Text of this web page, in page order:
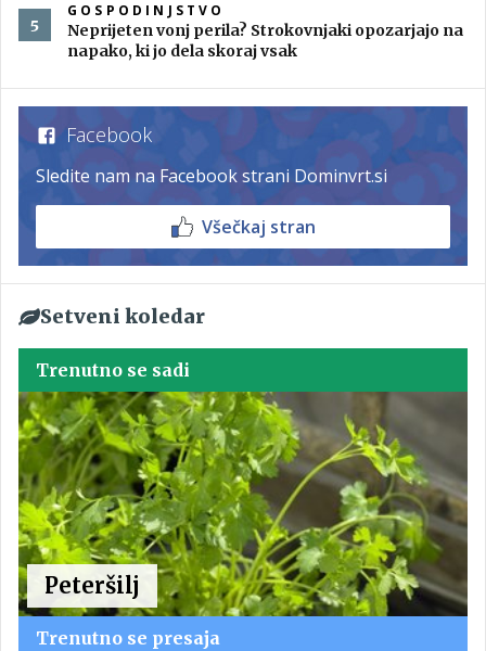
GOSPODINJSTVO
Neprijeten vonj perila? Strokovnjaki opozarjajo na
napako, ki jo dela skoraj vsak
Facebook
Sledite nam na Facebook strani Dominvrt.si
Všečkaj stran
Setveni koledar
Trenutno se sadi
Peteršilj
Trenutno se presaja